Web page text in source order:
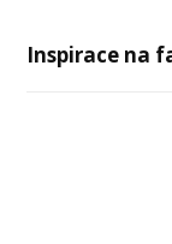
Inspirace na